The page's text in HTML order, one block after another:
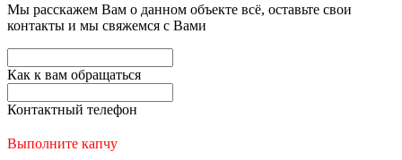
Мы расскажем Вам о данном объекте всё, оставьте свои
контакты и мы свяжемся с Вами
Как к вам обращаться
Контактный телефон
Выполните капчу